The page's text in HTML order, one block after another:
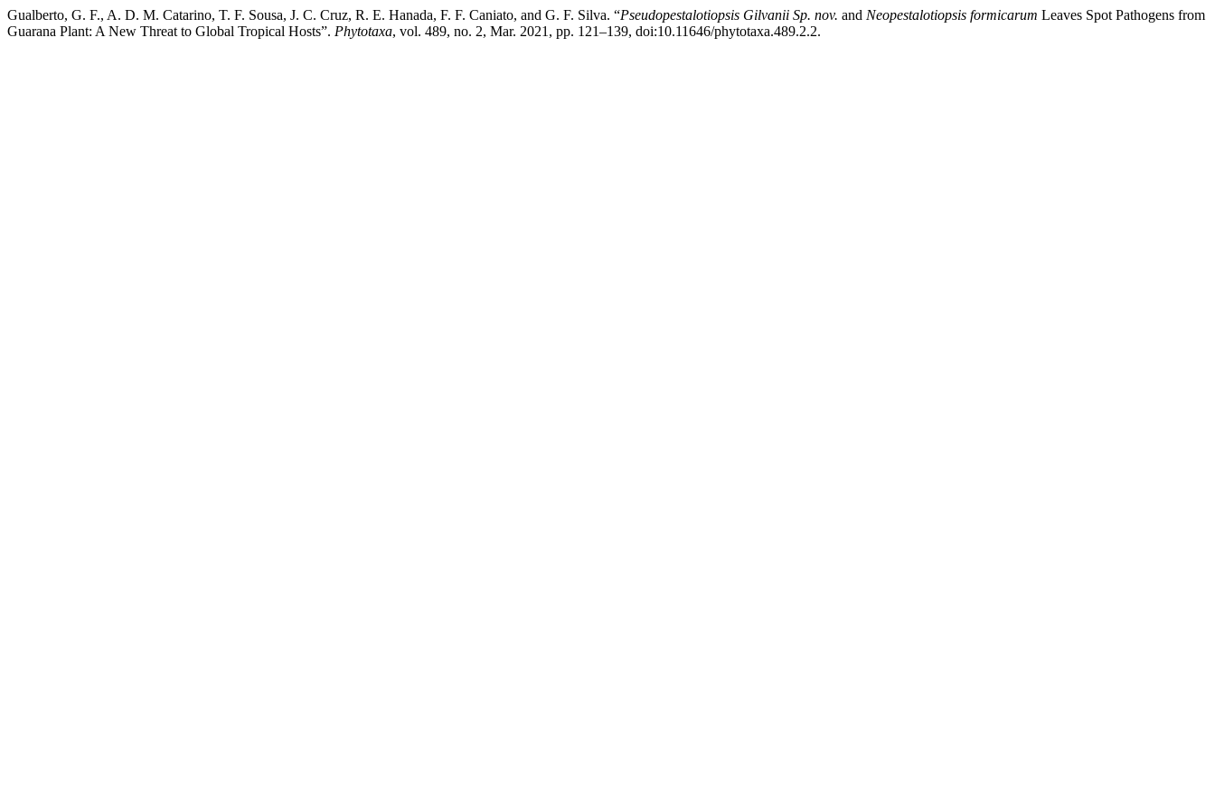
Gualberto, G. F., A. D. M. Catarino, T. F. Sousa, J. C. Cruz, R. E. Hanada, F. F. Caniato, and G. F. Silva. “Pseudopestalotiopsis Gilvanii Sp. nov. and Neopestalotiopsis formicarum Leaves Spot Pathogens from
Guarana Plant: A New Threat to Global Tropical Hosts”. Phytotaxa, vol. 489, no. 2, Mar. 2021, pp. 121–139, doi:10.11646/phytotaxa.489.2.2.